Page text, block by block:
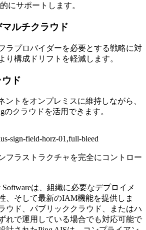
にサポートします。
ルチクラウド
ラプロバイダーを必要とする戦略に対
り構成ドリフトを軽減します。
ド
ントをオンプレミスに維持しながら、
のクラウドを活用できます。
sign-field-horz-01,full-bleed
フラストラクチャを完全にコントロー
Softwareは、組織に必要なデプロイメ
、そして最新のIAM機能を提供しま
ウド、パブリッククラウド、またはハ
れで運用している場合でも対応可能で